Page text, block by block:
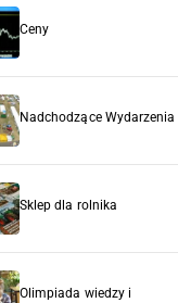
Ceny
Nadchodzące Wydarzenia
Sklep dla rolnika
Olimpiada wiedzy i